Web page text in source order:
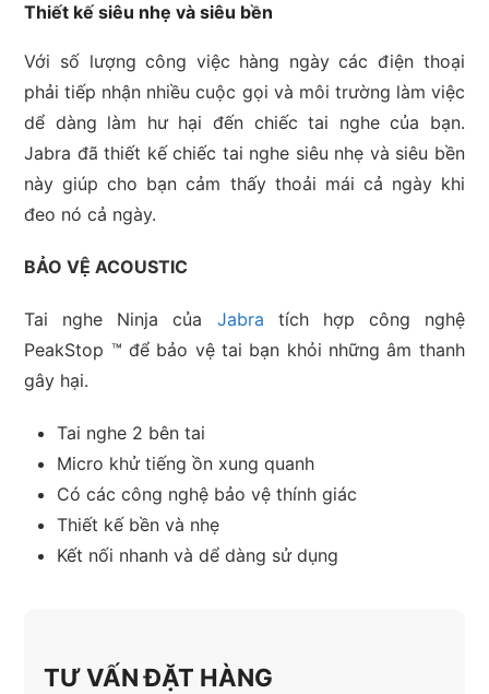
Thiết kế siêu nhẹ và siêu bền
Với số lượng công việc hàng ngày các điện thoại
phải tiếp nhận nhiều cuộc gọi và môi trường làm việc
dể dàng làm hư hại đến chiếc tai nghe của bạn.
Jabra đã thiết kế chiếc tai nghe siêu nhẹ và siêu bền
này giúp cho bạn cảm thấy thoải mái cả ngày khi
đeo nó cả ngày.
BẢO VỆ ACOUSTIC
Tai nghe Ninja của Jabra tích hợp công nghệ
PeakStop ™ để bảo vệ tai bạn khỏi những âm thanh
gây hại.
Tai nghe 2 bên tai
Micro khử tiếng ồn xung quanh
Có các công nghệ bảo vệ thính giác
Thiết kế bền và nhẹ
Kết nối nhanh và dể dàng sử dụng
TƯ VẤN ĐẶT HÀNG